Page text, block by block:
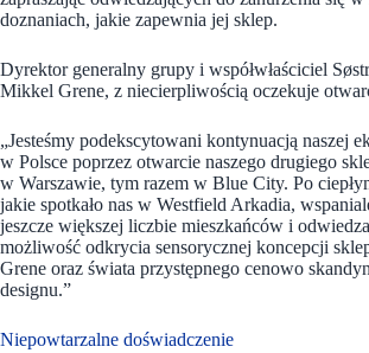
doznaniach, jakie zapewnia jej sklep.
Dyrektor generalny grupy i współwłaściciel
Mikkel Grene, z niecierpliwością oczekuje
„Jesteśmy podekscytowani kontynuacją naszej
w Polsce poprzez otwarcie naszego drugiego
w Warszawie, tym razem w Blue City. Po
jakie spotkało nas w Westfield Arkadia,
jeszcze większej liczbie mieszkańców i
możliwość odkrycia sensorycznej koncepcji
Grene oraz świata przystępnego cenowo
designu.”
Niepowtarzalne doświadczenie